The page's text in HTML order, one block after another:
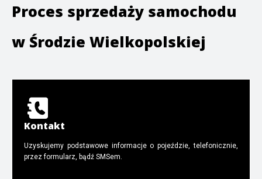
Proces sprzedaży samochodu
w Środzie Wielkopolskiej
Kontakt
Uzyskujemy podstawowe informacje o pojeździe, telefonicznie,
przez formularz, bądź SMSem.